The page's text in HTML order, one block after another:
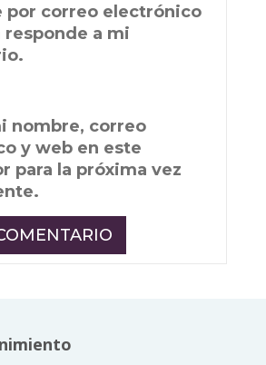
por correo electrónico
responde a mi
nombre, correo
y web en este
para la próxima vez